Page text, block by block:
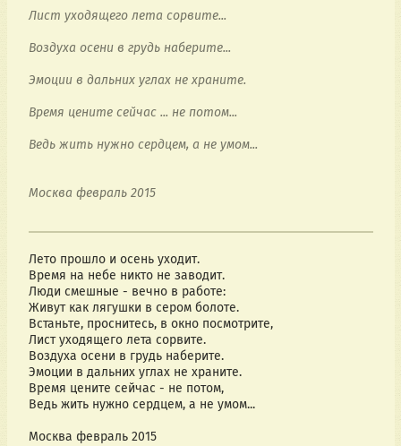
Лист уходящего лета сорвите...
Воздуха осени в грудь наберите...
Эмоции в дальних углах не храните.
Время цените сейчас ... не потом...
Ведь жить нужно сердцем, а не умом...
Москва февраль 2015
Лето прошло и осень уходит.
Время на небе никто не заводит.
Люди смешные - вечно в работе:
Живут как лягушки в сером болоте.
Встаньте, проснитесь, в окно посмотрите,
Лист уходящего лета сорвите.
Воздуха осени в грудь наберите.
Эмоции в дальних углах не храните.
Время цените сейчас - не потом,
Ведь жить нужно сердцем, а не умом...
Москва февраль 2015